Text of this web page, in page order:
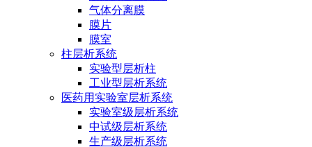
气体分离膜
膜片
膜室
柱层析系统
实验型层析柱
工业型层析系统
医药用实验室层析系统
实验室级层析系统
中试级层析系统
生产级层析系统